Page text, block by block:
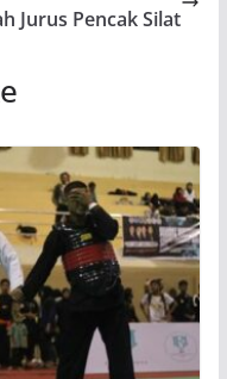
Jurus Pencak Silat